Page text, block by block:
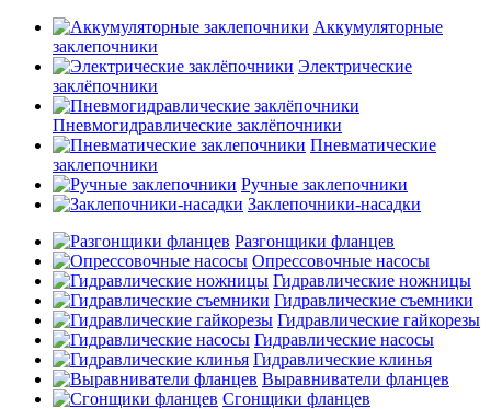
Аккумуляторные
заклепочники
Электрические
заклёпочники
Пневмогидравлические заклёпочники
Пневматические
заклепочники
Ручные заклепочники
Заклепочники-насадки
Разгонщики фланцев
Опрессовочные насосы
Гидравлические ножницы
Гидравлические съемники
Гидравлические гайкорезы
Гидравлические насосы
Гидравлические клинья
Выравниватели фланцев
Сгонщики фланцев